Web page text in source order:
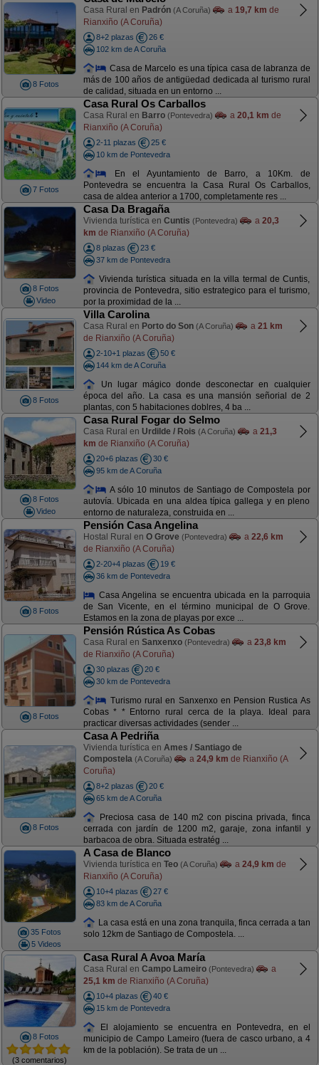
8 Fotos
Casa Rural en Padrón (A Coruña) a 19,7 km de
Rianxiño (A Coruña)
8+2 plazas
26 €
102 km de A Coruña
Casa de Marcelo es una típica casa de labranza de
más de 100 años de antigüedad dedicada al turismo rural
de calidad, situada en un entorno ...
7 Fotos
Casa Rural Os Carballos
Casa Rural en Barro (Pontevedra) a 20,1 km de
Rianxiño (A Coruña)
2-11 plazas
25 €
10 km de Pontevedra
En el Ayuntamiento de Barro, a 10Km. de
Pontevedra se encuentra la Casa Rural Os Carballos,
casa de aldea anterior a 1700, completamente res ...
8 Fotos
Video
Casa Da Bragaña
Vivienda turística en Cuntis (Pontevedra) a 20,3
km de Rianxiño (A Coruña)
8 plazas
23 €
37 km de Pontevedra
Vivienda turística situada en la villa termal de Cuntis,
provincia de Pontevedra, sitio estrategico para el turismo,
por la proximidad de la ...
8 Fotos
Villa Carolina
Casa Rural en Porto do Son (A Coruña) a 21 km
de Rianxiño (A Coruña)
2-10+1 plazas
50 €
144 km de A Coruña
Un lugar mágico donde desconectar en cualquier
época del año. La casa es una mansión señorial de 2
plantas, con 5 habitaciones doblres, 4 ba ...
8 Fotos
Video
Casa Rural Fogar do Selmo
Casa Rural en Urdilde / Rois (A Coruña) a 21,3
km de Rianxiño (A Coruña)
20+6 plazas
30 €
95 km de A Coruña
A sólo 10 minutos de Santiago de Compostela por
autovía. Ubicada en una aldea típica gallega y en pleno
entorno de naturaleza, construida en ...
8 Fotos
Pensión Casa Angelina
Hostal Rural en O Grove (Pontevedra) a 22,6 km
de Rianxiño (A Coruña)
2-20+4 plazas
19 €
36 km de Pontevedra
Casa Angelina se encuentra ubicada en la parroquia
de San Vicente, en el término municipal de O Grove.
Estamos en la zona de playas por exce ...
8 Fotos
Pensión Rústica As Cobas
Casa Rural en Sanxenxo (Pontevedra) a 23,8 km
de Rianxiño (A Coruña)
30 plazas
20 €
30 km de Pontevedra
Turismo rural en Sanxenxo en Pension Rustica As
Cobas * * Entorno rural cerca de la playa. Ideal para
practicar diversas actividades (sender ...
8 Fotos
Casa A Pedriña
Vivienda turística en Ames / Santiago de
Compostela (A Coruña) a 24,9 km de Rianxiño (A
Coruña)
8+2 plazas
20 €
65 km de A Coruña
Preciosa casa de 140 m2 con piscina privada, finca
cerrada con jardín de 1200 m2, garaje, zona infantil y
barbacoa de obra. Situada estratég ...
35 Fotos
5 Videos
A Casa de Blanco
Vivienda turística en Teo (A Coruña) a 24,9 km de
Rianxiño (A Coruña)
10+4 plazas
27 €
83 km de A Coruña
La casa está en una zona tranquila, finca cerrada a tan
solo 12km de Santiago de Compostela. ...
8 Fotos
(3 comentarios)
Casa Rural A Avoa María
Casa Rural en Campo Lameiro (Pontevedra)
a
25,1 km de Rianxiño (A Coruña)
10+4 plazas
40 €
15 km de Pontevedra
El alojamiento se encuentra en Pontevedra, en el
municipio de Campo Lameiro (fuera de casco urbano, a 4
km de la población). Se trata de un ...